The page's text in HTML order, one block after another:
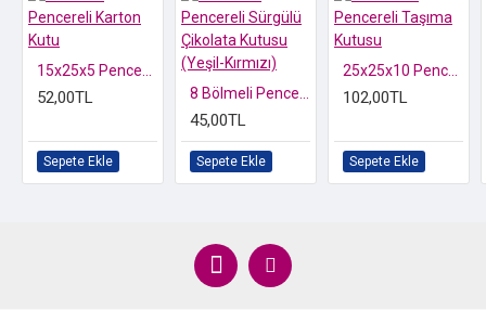
52,00TL
Sepete Ekle
45,00TL
Sepete Ekle
25x25x10 Pencereli Taşıma Kutusu
102,00TL
Sepete Ekle